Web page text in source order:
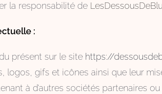
la responsabilité de
:
présent sur le site https://
logos, gifs et icônes ainsi que leur
à d’autres sociétés partenaires ou